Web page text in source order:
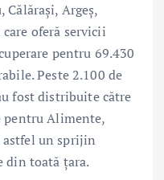
Argeș,
oferă servicii
pentru 69.430
Peste 2.100 de
fost distribuite către
pentru Alimente,
astfel un sprijin
din toată țara.